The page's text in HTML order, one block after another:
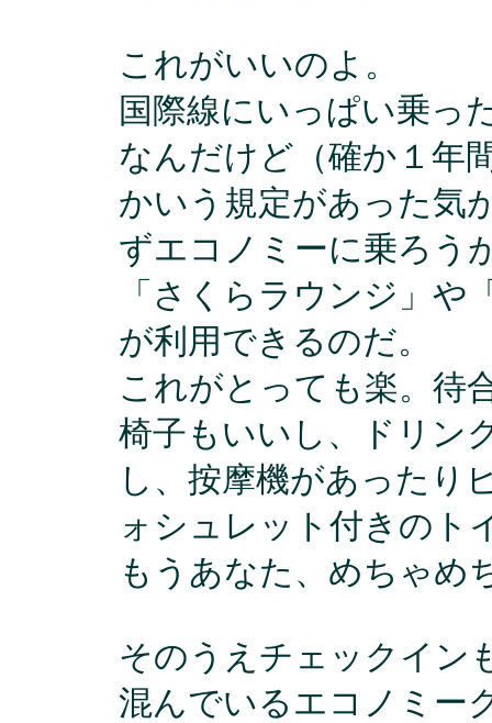
これがいいのよ。
国際線にいっぱい乗っ
なんだけど（確か１年
かいう規定があった気
ずエコノミーに乗ろう
「さくらラウンジ」
が利用できるのだ。
これがとっても楽。待
椅子もいいし、ドリン
し、按摩機があったり
ォシュレット付きのト
もうあなた、めちゃめ
そのうえチェックイン
混んでいるエコノミー